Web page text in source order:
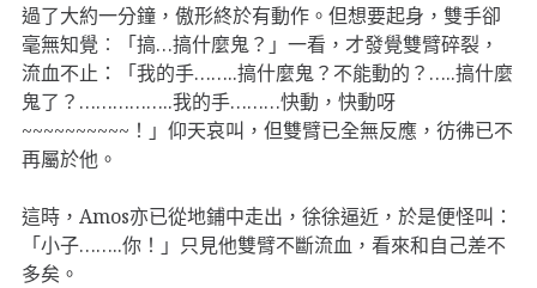
過了大約一分鐘，傲形終於有動作。但想要起身，雙手卻
毫無知覺︰「搞…搞什麼鬼？」一看，才發覺雙臂碎裂，
流血不止：「我的手……..搞什麼鬼？不能動的？…..搞什麼
鬼了？……………..我的手………快動，快動呀
~~~~~~~~~~！」仰天哀叫，但雙臂已全無反應，彷彿已不
再屬於他。
這時，Amos亦已從地鋪中走出，徐徐逼近，於是便怪叫：
「小子……..你！」只見他雙臂不斷流血，看來和自己差不
多矣。